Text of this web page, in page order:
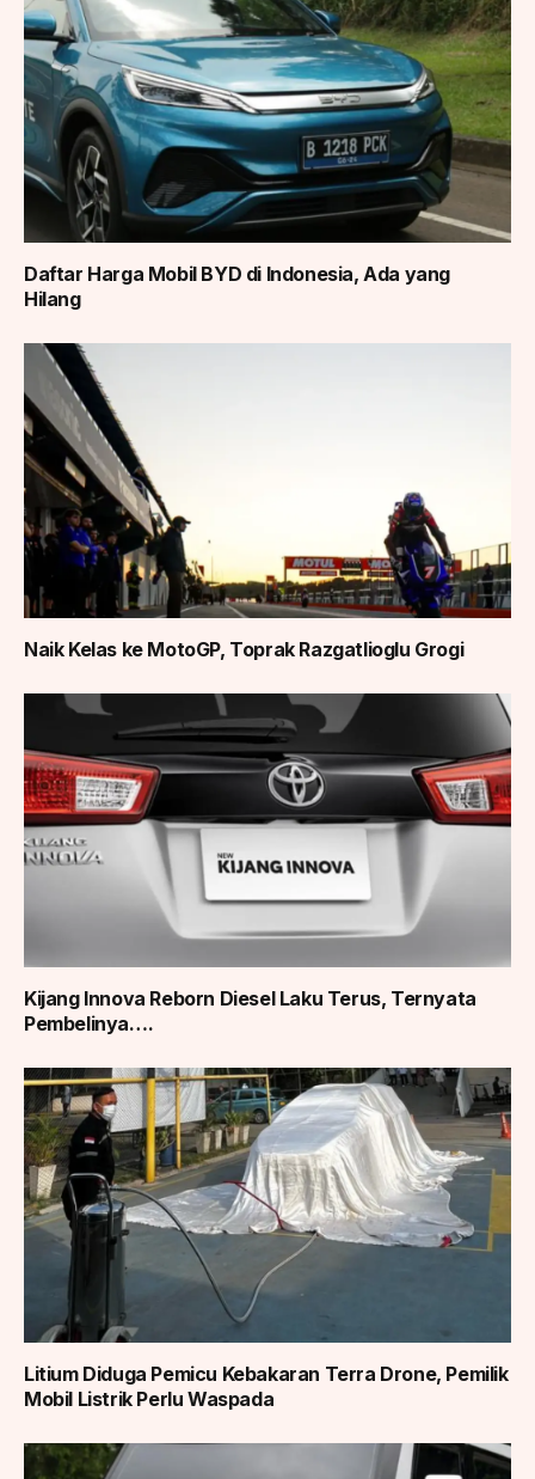
Daftar Harga Mobil BYD di Indonesia, Ada yang
Hilang
Naik Kelas ke MotoGP, Toprak Razgatlioglu Grogi
Kijang Innova Reborn Diesel Laku Terus, Ternyata
Pembelinya….
Litium Diduga Pemicu Kebakaran Terra Drone, Pemilik
Mobil Listrik Perlu Waspada